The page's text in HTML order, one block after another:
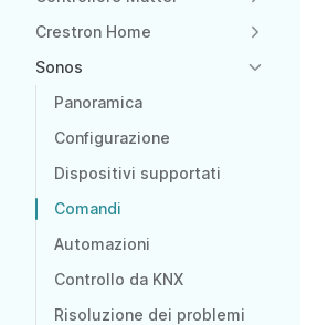
Crestron Home
Sonos
Panoramica
Configurazione
Dispositivi supportati
Comandi
Automazioni
Controllo da KNX
Risoluzione dei problemi